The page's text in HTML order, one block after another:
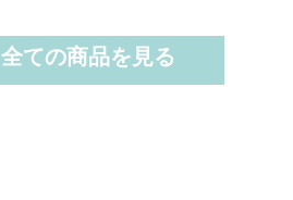
全ての商品を見る